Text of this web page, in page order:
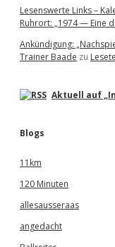
Lesenswerte Links –
Ruhrort: „1974 — Eine
Ankündigung:
Trainer Baade zu
Aktuell auf
Blogs
11km
120 Minuten
allesausseraas
angedacht